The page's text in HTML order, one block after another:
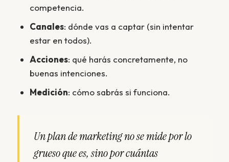
competencia.
Canales: dónde vas a captar (sin intentar
estar en todos).
Acciones: qué harás concretamente, no
buenas intenciones.
Medición: cómo sabrás si funciona.
Un plan de marketing no se mide por lo
grueso que es, sino por cuántas